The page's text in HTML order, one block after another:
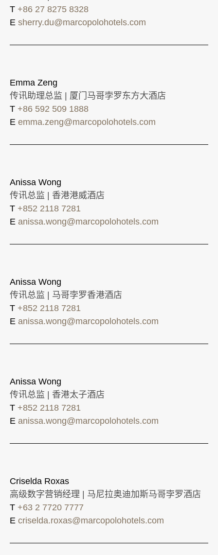
T +86 27 8275 8328
E sherry.du@marcopolohotels.com
Emma Zeng
传讯助理总监 | 厦门马哥孛罗东方大酒店
T +86 592 509 1888
E emma.zeng@marcopolohotels.com
Anissa Wong
传讯总监 | 香港港威酒店
T +852 2118 7281
E anissa.wong@marcopolohotels.com
Anissa Wong
传讯总监 | 马哥孛罗香港酒店
T +852 2118 7281
E anissa.wong@marcopolohotels.com
Anissa Wong
传讯总监 | 香港太子酒店
T +852 2118 7281
E anissa.wong@marcopolohotels.com
Criselda Roxas
高级数字营销经理 | 马尼拉奥迪加斯马哥孛罗酒店
T +63 2 7720 7777
E criselda.roxas@marcopolohotels.com